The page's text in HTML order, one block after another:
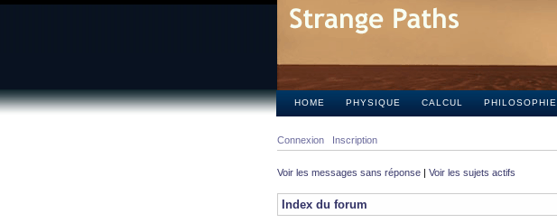
HOME PHYSIQUE CALCUL PHILOSOPHIE
Connexion Inscription
Voir les messages sans réponse | Voir les sujets actifs
Index du forum